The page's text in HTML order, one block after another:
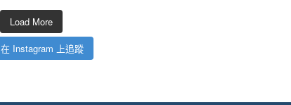
Load More
在 Instagram 上追蹤